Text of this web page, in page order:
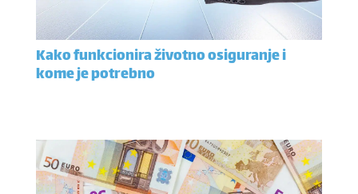
Kako funkcionira životno osiguranje i
kome je potrebno